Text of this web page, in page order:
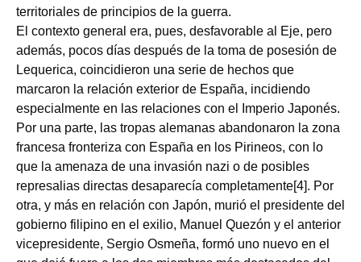
territoriales de principios de la guerra.
El contexto general era, pues, desfavorable al Eje, pero
además, pocos días después de la toma de posesión de
Lequerica, coincidieron una serie de hechos que
marcaron la relación exterior de España, incidiendo
especialmente en las relaciones con el Imperio Japonés.
Por una parte, las tropas alemanas abandonaron la zona
francesa fronteriza con España en los Pirineos, con lo
que la amenaza de una invasión nazi o de posibles
represalias directas desaparecía completamente[4]. Por
otra, y más en relación con Japón, murió el presidente del
gobierno filipino en el exilio, Manuel Quezón y el anterior
vicepresidente, Sergio Osmeña, formó uno nuevo en el